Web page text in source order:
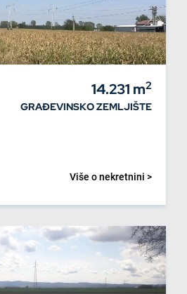
14.231 m2
GRAĐEVINSKO ZEMLJIŠTE
Više o nekretnini >